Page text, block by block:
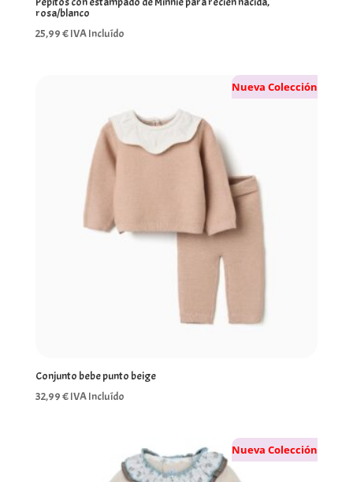
rosa/blanco
25,99€IVA Incluído
Nueva Colección
Conjunto bebe punto beige
32,99€IVA Incluído
Nueva Colección